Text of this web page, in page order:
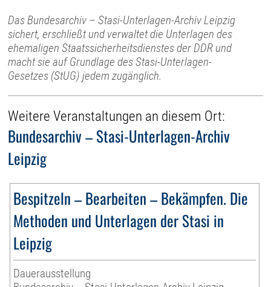
Das Bundesarchiv – Stasi-Unterlagen-Archiv Leipzig
sichert, erschließt und verwaltet die Unterlagen des
ehemaligen Staatssicherheitsdienstes der DDR und
macht sie auf Grundlage des Stasi-Unterlagen-
Gesetzes (StUG) jedem zugänglich.
Weitere Veranstaltungen an diesem Ort:
Bundesarchiv – Stasi-Unterlagen-Archiv
Leipzig
Bespitzeln – Bearbeiten – Bekämpfen. Die
Methoden und Unterlagen der Stasi in
Leipzig
Dauerausstellung